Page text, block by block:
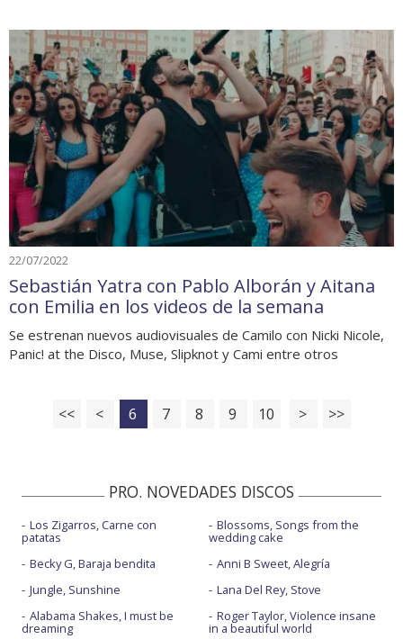
22/07/2022
Sebastián Yatra con Pablo Alborán y Aitana
con Emilia en los videos de la semana
Se estrenan nuevos audiovisuales de Camilo con Nicki Nicole,
Panic! at the Disco, Muse, Slipknot y Cami entre otros
<< < 6 7 8 9 10 > >>
PRO. NOVEDADES DISCOS
Los Zigarros, Carne con
patatas
Becky G, Baraja bendita
Jungle, Sunshine
Alabama Shakes, I must be
dreaming
Blossoms, Songs from the
wedding cake
Anni B Sweet, Alegría
Lana Del Rey, Stove
Roger Taylor, Violence insane
in a beautiful world